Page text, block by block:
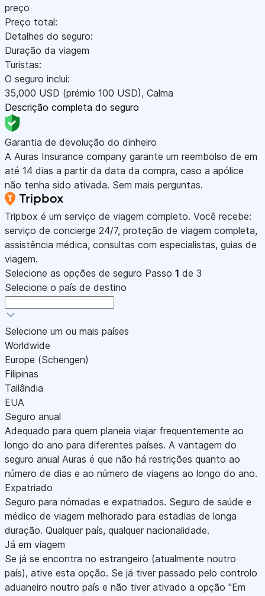
preço
Preço total:
Detalhes do seguro:
Duração da viagem
Turistas:
O seguro inclui:
35,000 USD (prémio 100 USD), Calma
Descrição completa do seguro
Garantia de devolução do dinheiro
A Auras Insurance company garante um reembolso de em
até 14 dias a partir da data da compra, caso a apólice
não tenha sido ativada. Sem mais perguntas.
Tripbox é um serviço de viagem completo. Você recebe:
serviço de concierge 24/7, proteção de viagem completa,
assistência médica, consultas com especialistas, guias de
viagem.
Selecione as opções de seguro Passo 1 de 3
Selecione o país de destino
Selecione um ou mais países
Worldwide
Europe (Schengen)
Filipinas
Tailândia
EUA
Seguro anual
Adequado para quem planeia viajar frequentemente ao
longo do ano para diferentes países. A vantagem do
seguro anual Auras é que não há restrições quanto ao
número de dias e ao número de viagens ao longo do ano.
Expatriado
Seguro para nómadas e expatriados. Seguro de saúde e
médico de viagem melhorado para estadias de longa
duração. Qualquer país, qualquer nacionalidade.
Já em viagem
Se já se encontra no estrangeiro (atualmente noutro
país), ative esta opção. Se já tiver passado pelo controlo
aduaneiro noutro país e não tiver ativado a opção "Em